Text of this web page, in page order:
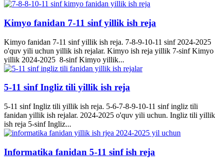
Kimyo fanidan 7-11 sinf yillik ish reja
Kimyo fanidan 7-11 sinf yillik ish reja. 7-8-9-10-11 sinf 2024-2025
o'quv yili uchun yillik ish rejalar. Kimyo ish reja yillik 7-sinf Kimyo
yillik 2024-2025 8-sinf Kimyo yillik...
5-11 sinf Ingliz tili yillik ish reja
5-11 sinf Ingliz tili yillik ish reja. 5-6-7-8-9-10-11 sinf ingliz tili
fanidan yillik ish rejalar. 2024-2025 o'quv yili uchun. Ingliz tili yillik
ish reja 5-sinf Ingliz...
Informatika fanidan 5-11 sinf ish reja